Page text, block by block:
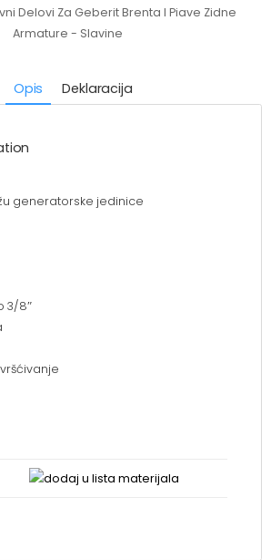
Delovi Za Geberit Brenta I Piave Zidne
Armature - Slavine
Opis Deklaracija
generatorske jedinice
3/8″